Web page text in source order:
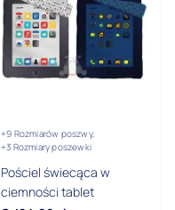
+9 Rozmiarów poszwy,
+3 Rozmiary poszewki
Pościel świecąca w
ciemności tablet